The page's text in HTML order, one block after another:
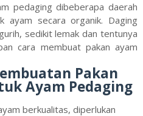
pedaging dibeberapa daerah
ayam secara organik. Daging
sedikit lemak dan tentunya
cara membuat pakan ayam
Pakan
Ayam Pedaging
berkualitas, diperlukan